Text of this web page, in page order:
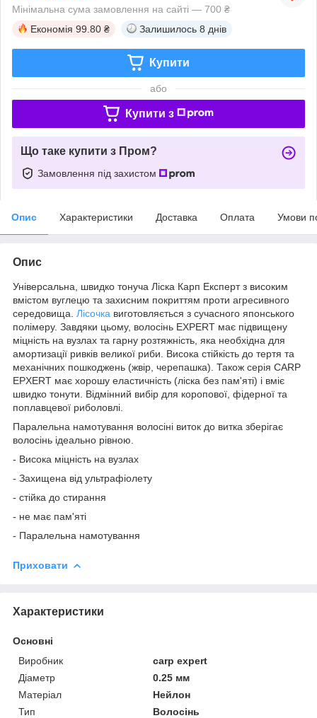
Мінімальна сума замовлення на сайті — 700 ₴
Економія 99.80 ₴ Залишилось 8 днів
Купити
або
Купити з
Що таке купити з Пром?
Замовлення під захистом
Опис Характеристики Доставка Оплата Умови
Опис
Універсальна, швидко тонуча Ліска Карп Експерт з високим
вмістом вуглецю та захисним покриттям проти агресивного
середовища. Лісочка виготовляється з сучасного японського
полімеру. Завдяки цьому, волосінь EXPERT має підвищену
міцність на вузлах та гарну розтяжність, яка необхідна для
амортизації ривків великої риби. Висока стійкість до тертя та
механічних пошкоджень (жвір, черепашка). Також серія CARP
EPXERT має хорошу еластичність (ліска без пам'яті) і вміє
швидко тонути. Відмінний вибір для коропової, фідерної та
поплавцевої риболовлі.
Паралельна намотування волосіні виток до витка зберігає
волосінь ідеально рівною.
- Висока міцність на вузлах
- Захищена від ультрафіолету
- стійка до стирання
- не має пам'яті
- Паралельна намотування
Приховати
Характеристики
Основні
Виробник
carp expert
Діаметр
0.25 мм
Матеріал
Нейлон
Тип
Волосінь